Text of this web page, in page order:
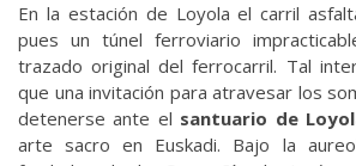
En la estación de Loyola el carril
pues un túnel ferroviario
trazado original del ferrocarril. Tal
que una invitación para atravesar los
detenerse ante el santuario de
arte sacro en Euskadi. Bajo la